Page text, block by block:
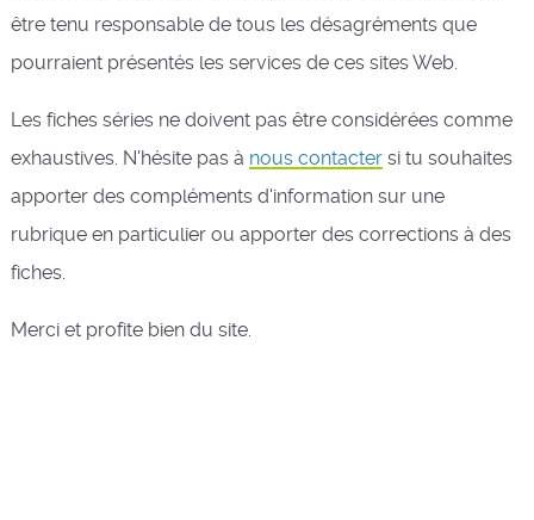
être tenu responsable de tous les désagréments que
pourraient présentés les services de ces sites Web.
Les fiches séries ne doivent pas être considérées comme
exhaustives. N'hésite pas à nous contactersi tu souhaites
apporter des compléments d'information sur une
rubrique en particulier ou apporter des corrections à des
fiches.
Merci et profite bien du site.